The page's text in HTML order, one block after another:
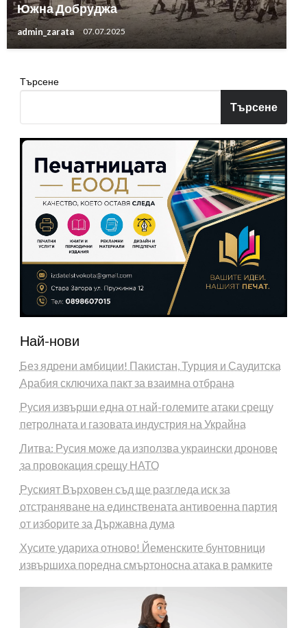
Южна Добруджа
admin_zarata 07.07.2025
Търсене
Търсене
Най-нови
Без ядрени амбиции! Пакистан, Турция и Саудитска
Арабия сключиха пакт за взаимна отбрана
Русия извърши една от най-големите атаки срещу
петролната и газовата индустрия на Украйна
Литва: Русия може да използва украински дронове
за провокация срещу НАТО
Руският Върховен съд ще разгледа иск за
отстраняване на единствената антивоенна партия
от изборите за Държавна дума
Хусите удариха отново! Йеменските бунтовници
извършиха поредна смъртоносна атака в рамките